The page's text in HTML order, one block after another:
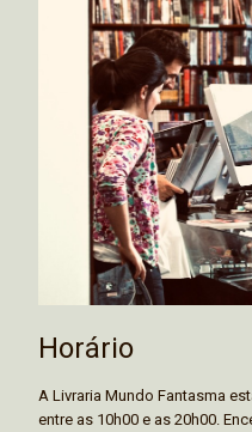
Horário
A Livraria Mundo Fantasma
entre as 10h00 e as 20h00.